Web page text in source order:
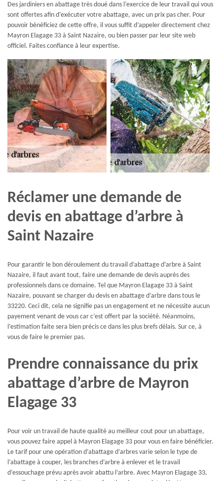
Des jardiniers en abattage très doué dans l’exercice de leur travail qui vous
sont offertes afin d’exécuter votre abattage, avec un prix pas cher. Pour
pouvoir bénéficiez de cette offre, il vous suffit d’appeler directement chez
Mayron Elagage 33 à Saint Nazaire, ou bien passer par leur site web
officiel. Faites confiance à leur expertise.
Réclamer une demande de
devis en abattage d’arbre à
Saint Nazaire
Pour garantir le bon déroulement du travail d’abattage d’arbre à Saint
Nazaire, il faut avant tout, faire une demande de devis auprès des
professionnels dans ce domaine. Tel que Mayron Elagage 33 à Saint
Nazaire, pouvant se charger du devis en abattage d’arbre dans tous le
33220. Ceci dit, cela ne signifie pas un engagement et ne nécessite aucun
payement venant de vous car c’est offert par la société. Néanmoins,
l’estimation faite sera bien précis ce dans les plus brefs délais. Sur ce, à
vous de faire le premier pas.
Prendre connaissance du prix
abattage d’arbre de Mayron
Elagage 33
Pour voir un travail de haute qualité au meilleur cout pour un abattage,
vous pouvez faire appel à Mayron Elagage 33 pour vous en faire bénéficier.
Le tarif pour une opération d’abattage d’arbres varie selon le type de
l’abattage à couper, les branches d’arbre à enlever et le travail
d’essouchage prévu après avoir abattu l’arbre. Avec Mayron Elagage 33,